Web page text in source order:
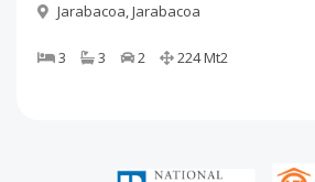
Jarabacoa,Jarabacoa
3 3 2 224Mt2